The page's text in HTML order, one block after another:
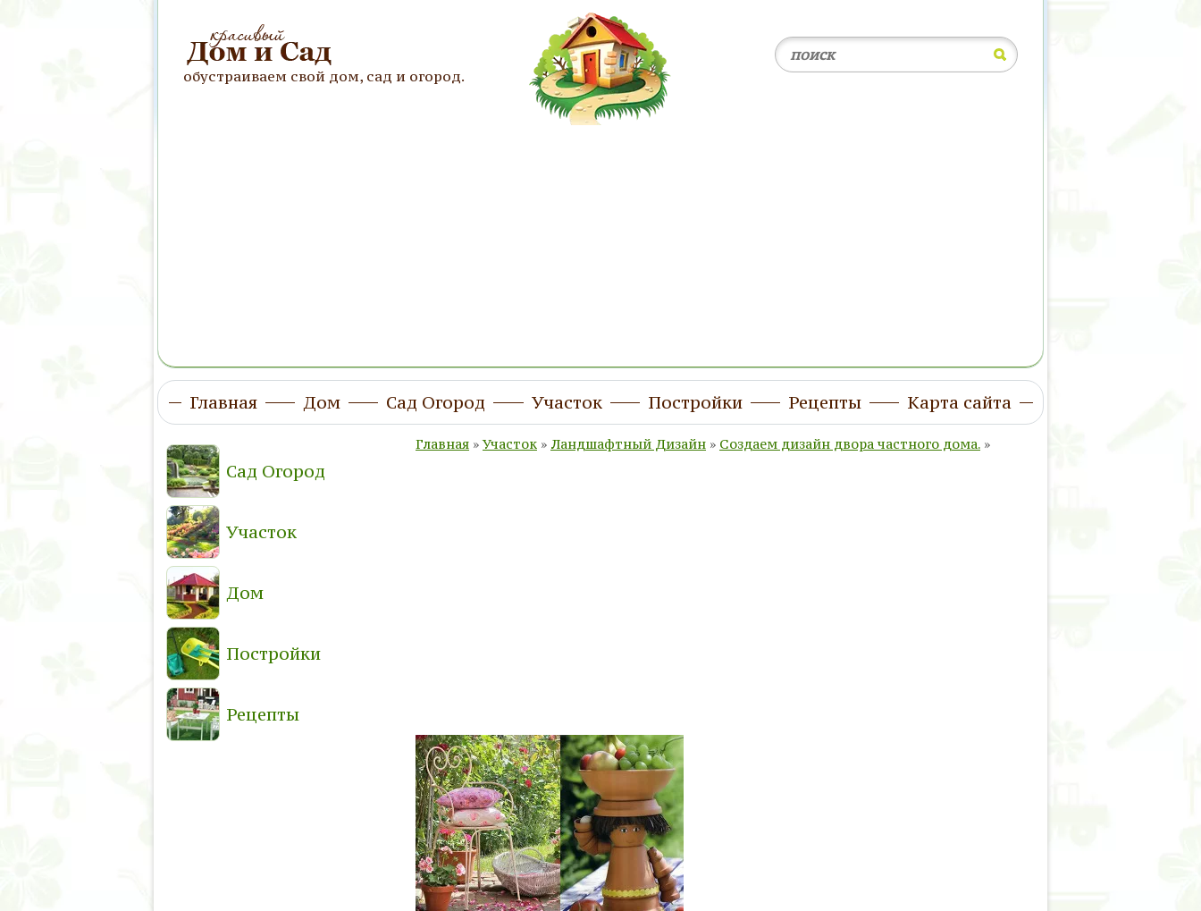
обустраиваем свой дом, сад и огород.
Главная Дом Сад Огород Участок Постройки Рецепты Карта сайта
Главная »Участок » Ландшафтный Дизайн » Создаем дизайн двора частного дома. »
Сад Огород
Участок
Дом
Постройки
Рецепты